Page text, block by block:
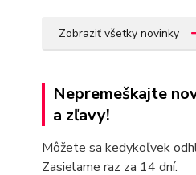
Zobraziť všetky novinky
Nepremeškajte
a zľavy!
Môžete sa kedykoľvek
Zasielame raz za 14 dní.